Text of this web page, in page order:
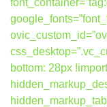
bottom: 28px